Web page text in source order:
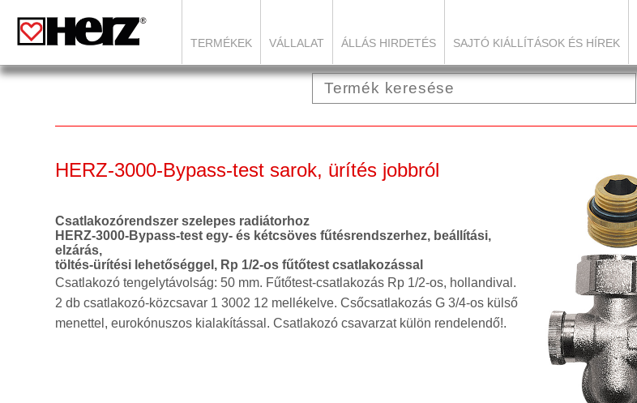
TERMÉKEK VÁLLALAT ÁLLÁS HIRDETÉS SAJTÓ KIÁLLÍTÁSOK ÉS HÍREK
HERZ-3000-Bypass-test sarok, ürítés jobbról
Csatlakozórendszer szelepes radiátorhoz
HERZ-3000-Bypass-test egy- és kétcsöves fűtésrendszerhez, beállítási,
elzárás,
töltés-ürítési lehetőséggel, Rp 1/2-os fűtőtest csatlakozással
Csatlakozó tengelytávolság: 50 mm. Fűtőtest-csatlakozás Rp 1/2-os, hollandival.
2 db csatlakozó-közcsavar 1 3002 12 mellékelve. Csőcsatlakozás G 3/4-os külső
menettel, eurokónuszos kialakítással. Csatlakozó csavarzat külön rendelendő!.